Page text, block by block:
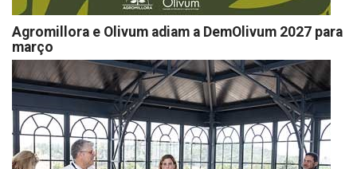
Agromillora e Olivum adiam a DemOlivum 2027 para
março